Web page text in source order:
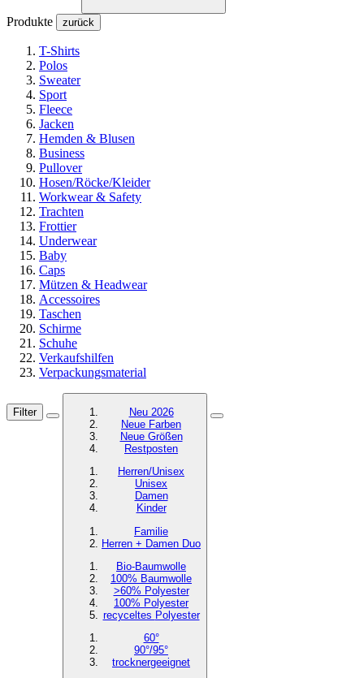
Produkte zurück
T-Shirts
Polos
Sweater
Sport
Fleece
Jacken
Hemden & Blusen
Business
Pullover
Hosen/Röcke/Kleider
Workwear & Safety
Trachten
Frottier
Underwear
Baby
Caps
Mützen & Headwear
Accessoires
Taschen
Schirme
Schuhe
Verkaufshilfen
Verpackungsmaterial
Filter
Neu 2026
Neue Farben
Neue Größen
Restposten
Herren/Unisex
Unisex
Damen
Kinder
Familie
Herren + Damen Duo
Bio-Baumwolle
100% Baumwolle
>60% Polyester
100% Polyester
recyceltes Polyester
60°
90°/95°
trocknergeeignet